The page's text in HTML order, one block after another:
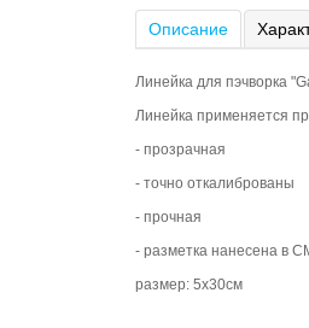
Описание
Линейка для пэчворка
Линейка применяется
- прозрачная
- точно откалиброваны
- прочная
- разметка нанесена в
размер: 5х30см